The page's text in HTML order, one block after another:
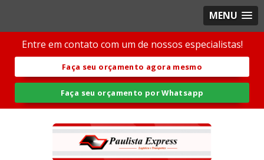
MENU
Entre em contato com um de nossos especialistas!
Faça seu orçamento agora mesmo
Faça seu orçamento por Whatsapp